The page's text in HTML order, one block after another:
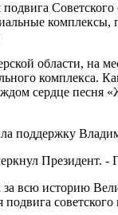
комплексы,
области, на
комплекса.
сердце песня
поддержку
Президент.
всю историю